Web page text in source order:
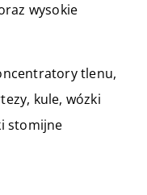
wysokie
tlenu,
kule, wózki
stomijne